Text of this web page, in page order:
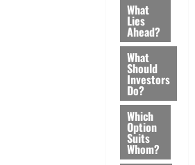
What
Lies
Ahead?
What
Should
Investors
Do?
Which
Option
Suits
Whom?